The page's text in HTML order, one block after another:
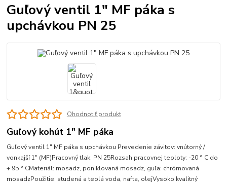
Guľový ventil 1" MF páka s
upchávkou PN 25
Ohodnotiť produkt
Guľový kohút 1" MF páka
Guľový ventil 1" MF páka s upchávkou Prevedenie závitov: vnútorný /
vonkajší 1" (MF)Pracovný tlak: PN 25Rozsah pracovnej teploty: -20 ° C do
+ 95 ° CMateriál: mosadz, poniklovaná mosadz, guľa: chrómovaná
mosadzPoužitie: studená a teplá voda, nafta, olejVysoko kvalitný